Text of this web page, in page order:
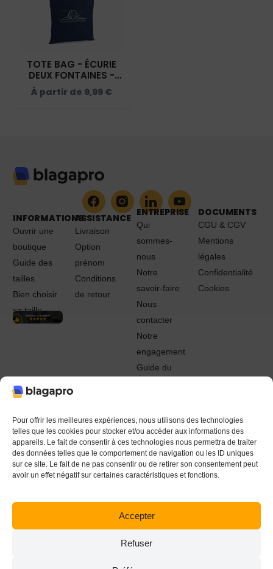
Pour offrir les meilleures expériences, nous utilisons des technologies
telles que les cookies pour stocker et/ou accéder aux informations des
appareils. Le fait de consentir à ces technologies nous permettra de traiter
des données telles que le comportement de navigation ou les ID uniques
sur ce site. Le fait de ne pas consentir ou de retirer son consentement peut
avoir un effet négatif sur certaines caractéristiques et fonctions.
Accepter
Refuser
TOTE BAG - ÉCURIE
DEUX FONTAINES -
NAVY- WM101
À partir de 9,99 €
INFORMATIONS
Ouvrir une
boutique
Guide des
tailles
Bien choisir
sa taille
ASSISTANCE
Livraison
Option
prénom
Conditions
de retour
ENTREPRISE
Qui
sommes-
nous
Notre
savoir-faire
Nous
contacter
Notre
engagement
Guide du
DOCUMENTS
CGU & CGV
Mentions
légales
Confidentialité
Cookies
© 2022 - 2024 Blagapro. Tous droits réservés. Textiles
personnalisés à Orléans